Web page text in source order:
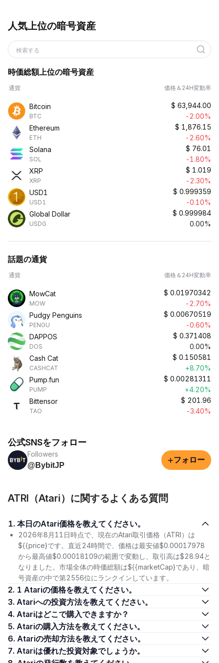
人気上位の暗号資産
検索する
時価総額上位の暗号資産
通貨 価格＆24H変動率
Bitcoin
BTC
$ 63,944.00
-2.00%
Ethereum
ETH
$ 1,876.15
-2.60%
Solana
SOL
$ 76.01
-1.80%
XRP
XRP
$ 1.019
-2.30%
USD1
USD1
$ 0.999359
-0.10%
Global Dollar
USDG
$ 0.999984
0.00%
話題の通貨
通貨 価格＆24H変動率
MowCat
MOW
$ 0.01970342
-2.70%
Pudgy Penguins
PENGU
$ 0.00670519
-0.60%
DAPPOS
DOS
$ 0.371408
0.00%
Cash Cat
CASHCAT
$ 0.150581
+8.70%
Pump.fun
PUMP
$ 0.00281311
+4.20%
Bittensor
TAO
$ 201.96
-3.40%
公式SNSをフォロー
Followers
@BybitJP
+フォロー
ATRI（Atari）に関するよくある質問
1. 本日のAtari価格を教えてください。
2026年8月11日時点で、現在のAtari取引価格（ATRI）は
${{price}です。直近24時間で、価格は最安値$0.00017978
から最高値$0.00018109の範囲で変動し、取引高は$28.94と
なりました。市場全体の時価総額は${{marketCap}であり、暗
号資産の中で第2556位にランクインしています。
2. 1 Atariの価格を教えてください。
3. Atariへの投資方法を教えてください。
4. Atariはどこで購入できますか？
5. Atariの購入方法を教えてください。
6. Atariの売却方法を教えてください。
7. Atariは優れた投資対象でしょうか。